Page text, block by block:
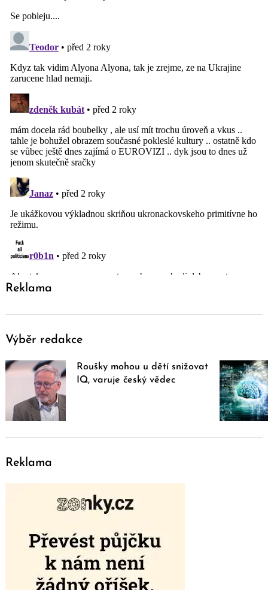
Reklama
Výběr redakce
Roušky mohou u dětí snižovat
IQ, varuje český vědec
Reklama